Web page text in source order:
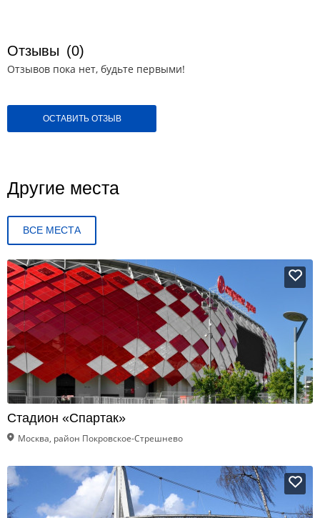
Отзывы (0)
Отзывов пока нет, будьте первыми!
ОСТАВИТЬ ОТЗЫВ
Другие места
ВСЕ МЕСТА
Стадион «Спартак»
Москва, район Покровское-Стрешнево